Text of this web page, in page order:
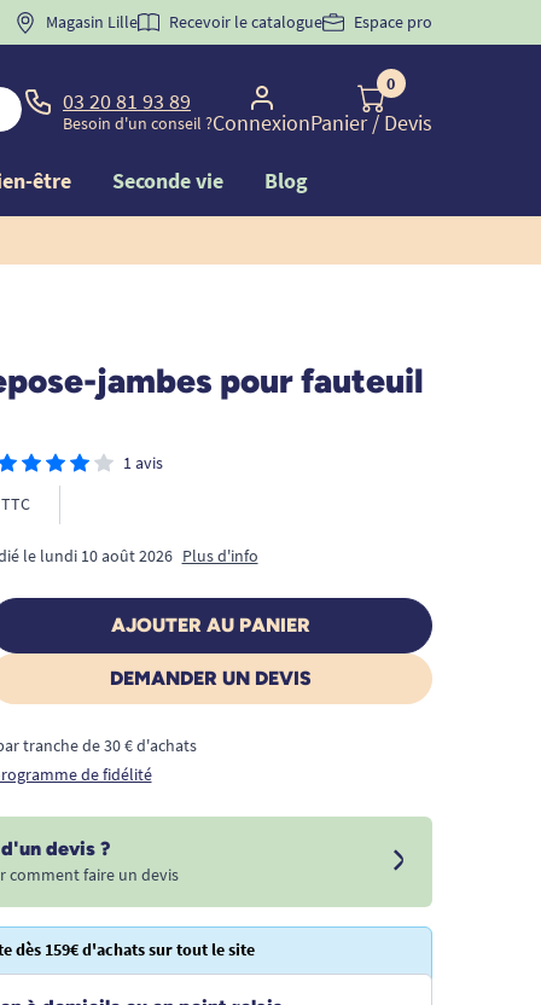
BIENVENUE" pourla 1ère commande d'incontinence
Magasin Lille Recevoir le catalogue Espace pro
03 20 81 93 89
Besoin d'un conseil ?Connexion
0
Panier/ Devis
être Seconde vie Blog
jambes pour fauteuil
1 avis
TTC
le lundi 10 août 2026 Plus d'info
AJOUTER AU PANIER
DEMANDER UN DEVIS
tranche de 30 € d'achats
de fidélité
devis ?
comment faire un devis
dès 159€ d'achats sur tout le site